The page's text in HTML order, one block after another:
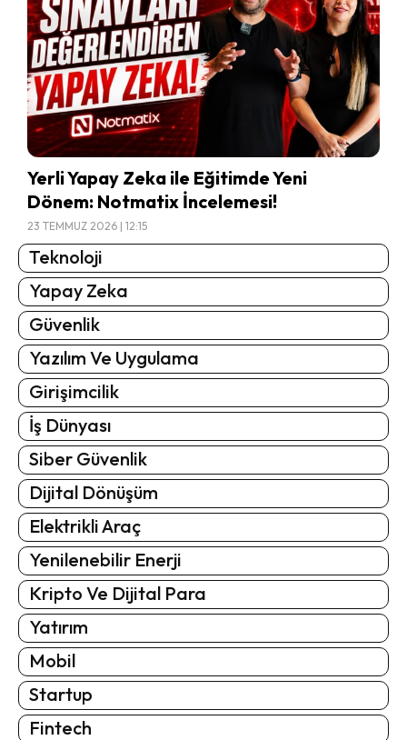
Yerli Yapay Zeka ile Eğitimde Yeni
Dönem: Notmatix İncelemesi!
23 TEMMUZ 2026 | 12:15
Teknoloji
Yapay Zeka
Güvenlik
Yazılım Ve Uygulama
Girişimcilik
İş Dünyası
Siber Güvenlik
Dijital Dönüşüm
Elektrikli Araç
Yenilenebilir Enerji
Kripto Ve Dijital Para
Yatırım
Mobil
Startup
Fintech